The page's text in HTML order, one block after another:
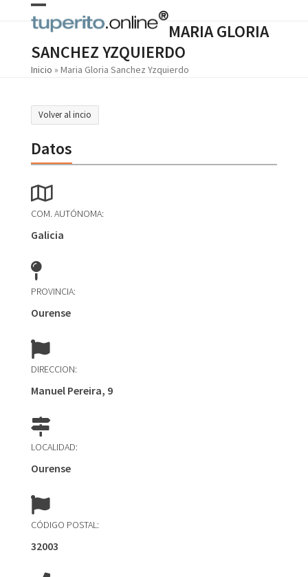
Open
mobile
menu
Close
mobile
menu
MARIA GLORIA
SANCHEZ YZQUIERDO
Inicio » Maria Gloria Sanchez Yzquierdo
Volver al incio
Datos
COM. AUTÓNOMA:
Galicia
PROVINCIA:
Ourense
DIRECCION:
Manuel Pereira, 9
LOCALIDAD:
Ourense
CÓDIGO POSTAL:
32003